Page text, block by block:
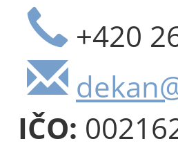
+420
IČO: